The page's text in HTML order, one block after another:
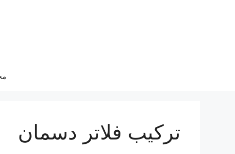
تركيب فلاتر دسمان